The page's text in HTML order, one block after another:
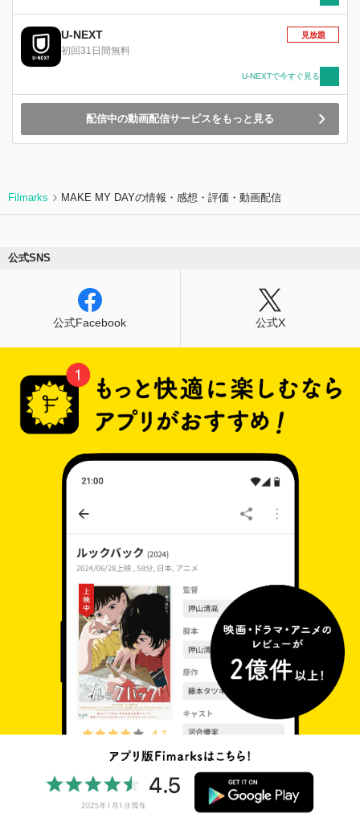
U-NEXT
初回31日間無料
見放題
U-NEXTで今すぐ見る
配信中の動画配信サービスをもっと見る
Filmarks MAKE MY DAYの情報・感想・評価・動画配信
公式SNS
公式Facebook 公式X